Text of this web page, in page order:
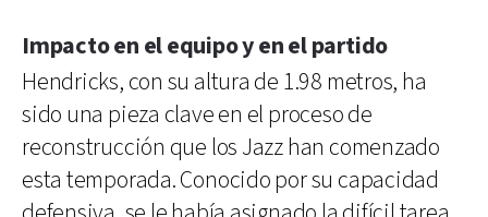
Impacto en el equipo y en el partido
Hendricks, con su altura de 1.98 metros, ha
sido una pieza clave en el proceso de
reconstrucción que los Jazz han comenzado
esta temporada. Conocido por su capacidad